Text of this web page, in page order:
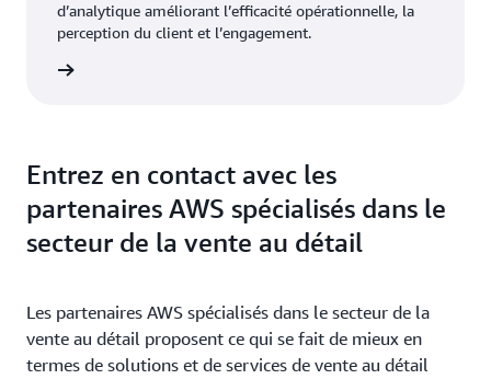
d’analytique améliorant l’efficacité opérationnelle, la
perception du client et l’engagement.
Entrez en contact avec les
partenaires AWS spécialisés dans le
secteur de la vente au détail
Les partenaires AWS spécialisés dans le secteur de la
vente au détail proposent ce qui se fait de mieux en
termes de solutions et de services de vente au détail